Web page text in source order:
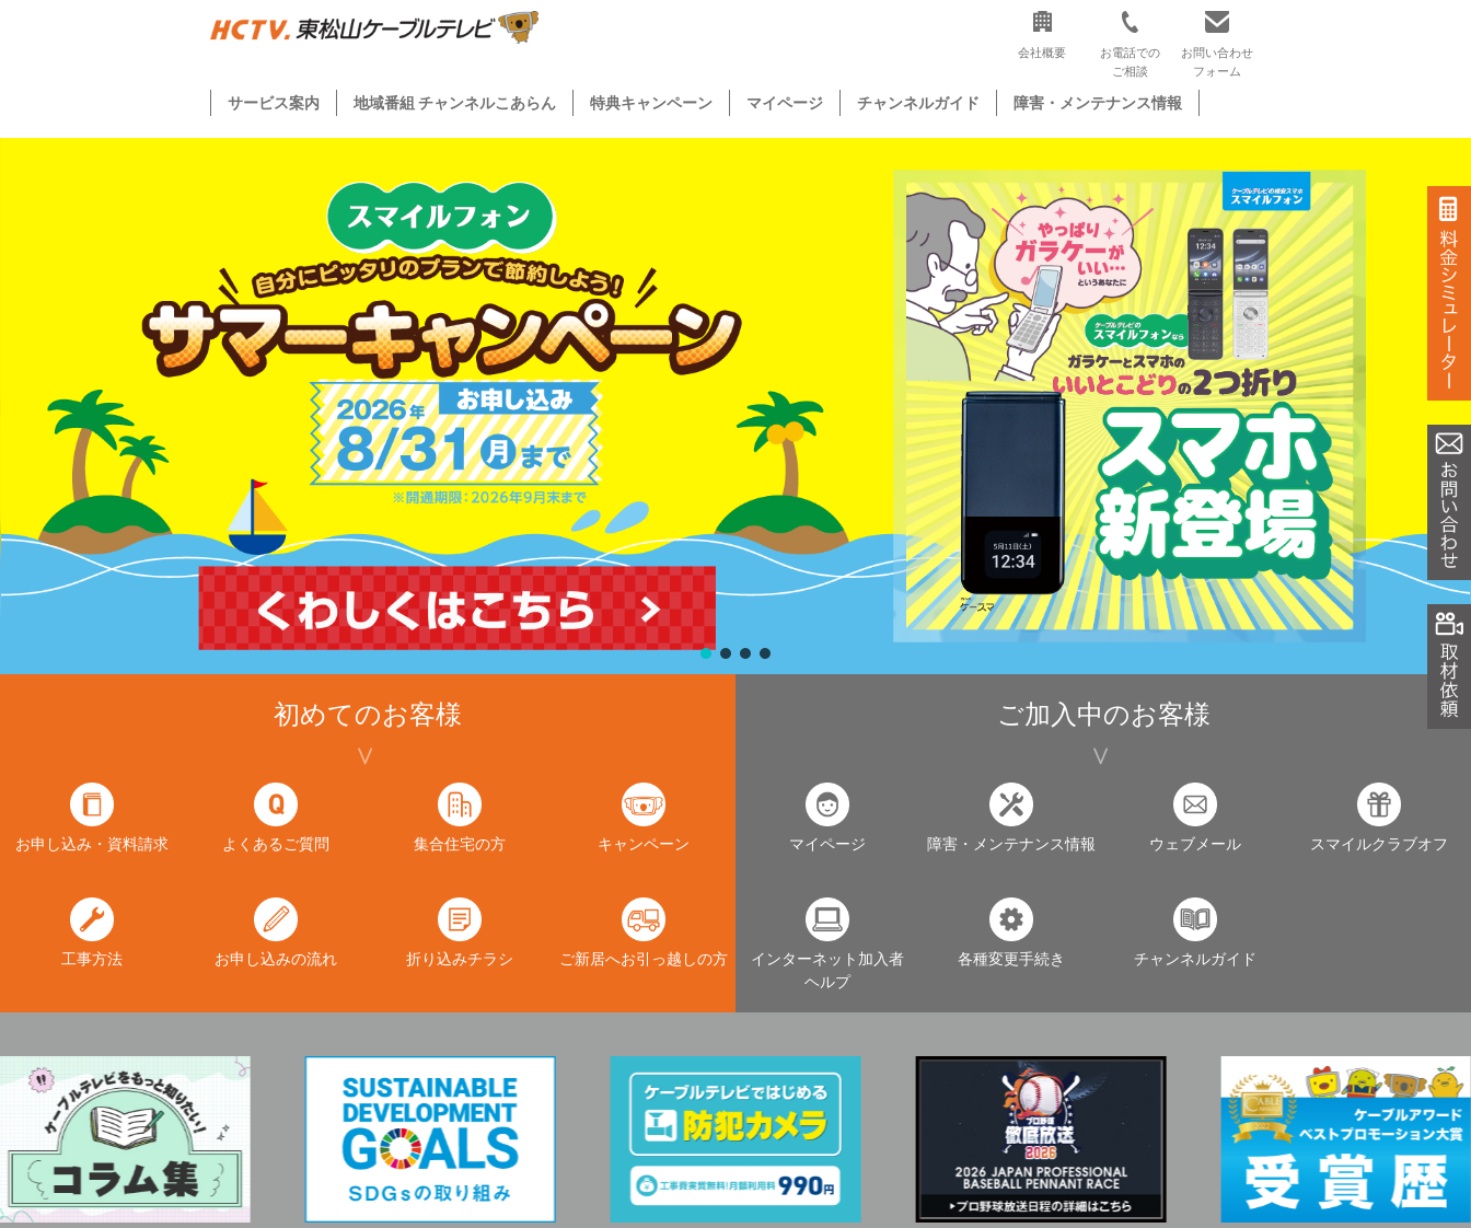
会社概要
お電話での
ご相談
お問い合わせ
フォーム
サービス案内 地域番組 チャンネルこあらん 特典キャンペーン マイページ チャンネルガイド 障害・メンテナンス情報
初めてのお客様
お申し込み・資料請求 よくあるご質問 集合住宅の方 キャンペーン
工事方法 お申し込みの流れ 折り込みチラシ ご新居へお引っ越しの方
ご加入中のお客様
マイページ 障害・メンテナンス情報 ウェブメール スマイルクラブオフ
インターネット加入者
ヘルプ
各種変更手続き チャンネルガイド